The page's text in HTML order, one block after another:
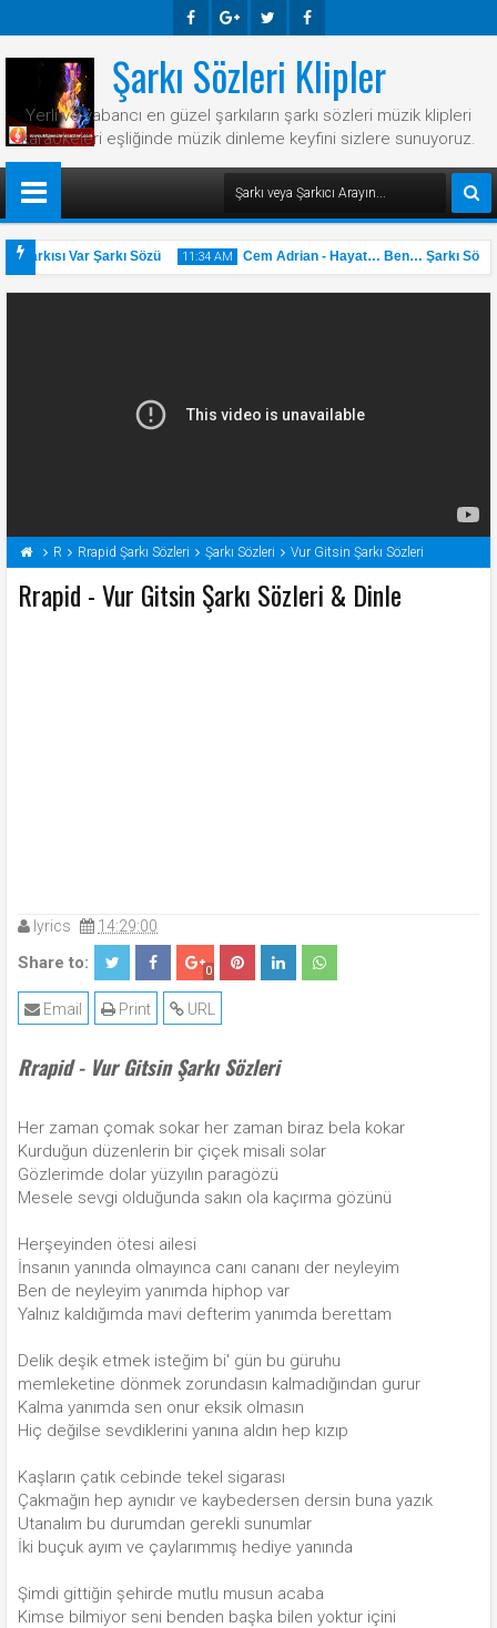
Ook E-
Plus
R Ook
Şarkı Sözleri Klipler
Yerli ve yabancı en güzel şarkıların şarkı sözleri müzik klipleri
karaokeleri eşliğinde müzik dinleme keyfini sizlere sunuyoruz.
Var Şarkı Sözü 11:34 AM
31 May
2025
Cem Adrian - Hayat… Ben… Şarkı Sözü
R Rrapid Şarkı Sözleri Şarkı Sözleri Vur Gitsin Şarkı Sözleri
Rrapid - Vur Gitsin Şarkı Sözleri & Dinle
lyrics 14:29:00
Share to: 0
URL
Print
Email
Rrapid - Vur Gitsin Şarkı Sözleri
Her zaman çomak sokar her zaman biraz bela kokar
Kurduğun düzenlerin bir çiçek misali solar
Gözlerimde dolar yüzyılın paragözü
Mesele sevgi olduğunda sakın ola kaçırma gözünü
Herşeyinden ötesi ailesi
İnsanın yanında olmayınca canı cananı der neyleyim
Ben de neyleyim yanımda hiphop var
Yalnız kaldığımda mavi defterim yanımda berettam
Delik deşik etmek isteğim bi' gün bu güruhu
memleketine dönmek zorundasın kalmadığından gurur
Kalma yanımda sen onur eksik olmasın
Hiç değilse sevdiklerini yanına aldın hep kızıp
Kaşların çatık cebinde tekel sigarası
Çakmağın hep aynıdır ve kaybedersen dersin buna yazık
Utanalım bu durumdan gerekli sunumlar
İki buçuk ayım ve çaylarımmış hediye yanında
Şimdi gittiğin şehirde mutlu musun acaba
Kimse bilmiyor seni benden başka bilen yoktur içini